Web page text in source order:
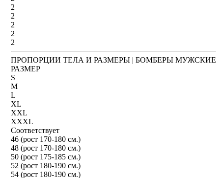
2
2
2
2
2
ПРОПОРЦИИ ТЕЛА И РАЗМЕРЫ | БОМБЕРЫ МУЖСКИЕ
РАЗМЕР
S
M
L
XL
XXL
XXXL
Соответствует
46 (рост 170-180 см.)
48 (рост 170-180 см.)
50 (рост 175-185 см.)
52 (рост 180-190 см.)
54 (рост 180-190 см.)